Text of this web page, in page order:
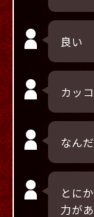
良い
カッ
なん
とに
力があ